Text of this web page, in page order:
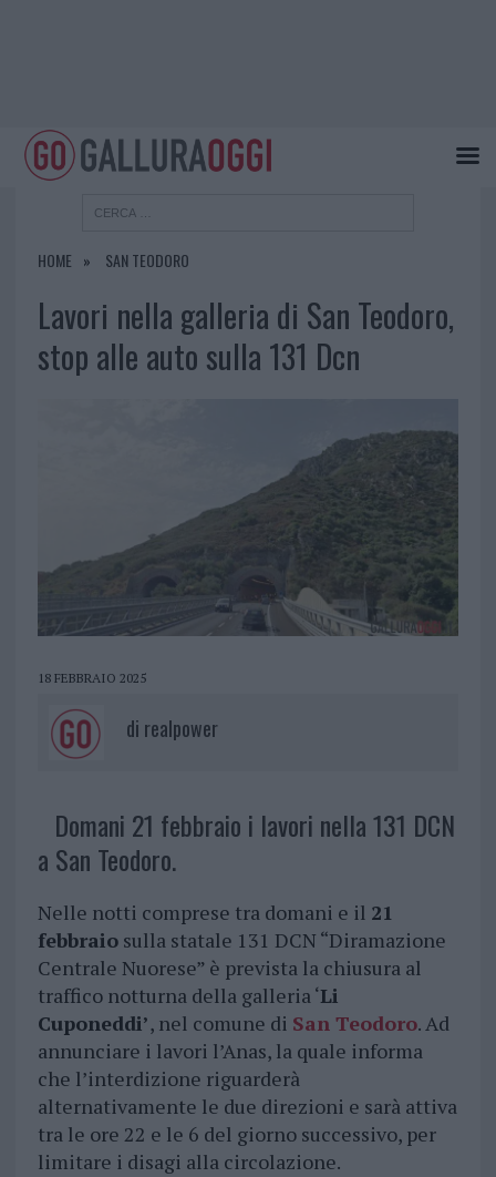
HOME SAN TEODORO
Lavori nella galleria di San Teodoro,
stop alle auto sulla 131 Dcn
18 FEBBRAIO 2025
di realpower
Domani 21 febbraio i lavori nella 131 DCN
a San Teodoro.
Nelle notti comprese tra domani e il 21
febbraiosulla statale 131 DCN “Diramazione
Centrale Nuorese” è prevista la chiusura al
traffico notturna della galleria ‘Li
Cuponeddi’, nel comune di San Teodoro. Ad
annunciare i lavori l’Anas, la quale informa
che l’interdizione riguarderà
alternativamente le due direzioni e sarà attiva
tra le ore 22 e le 6 del giorno successivo, per
limitare i disagi alla circolazione.